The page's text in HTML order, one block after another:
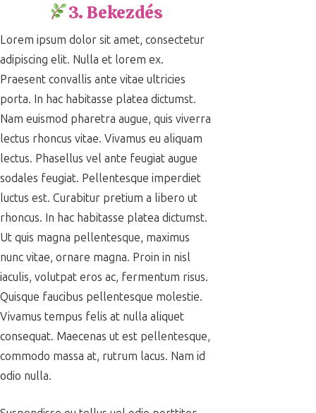
3. Bekezdés
Lorem ipsum dolor sit amet, consectetur
adipiscing elit. Nulla et lorem ex.
Praesent convallis ante vitae ultricies
porta. In hac habitasse platea dictumst.
Nam euismod pharetra augue, quis viverra
lectus rhoncus vitae. Vivamus eu aliquam
lectus. Phasellus vel ante feugiat augue
sodales feugiat. Pellentesque imperdiet
luctus est. Curabitur pretium a libero ut
rhoncus. In hac habitasse platea dictumst.
Ut quis magna pellentesque, maximus
nunc vitae, ornare magna. Proin in nisl
iaculis, volutpat eros ac, fermentum risus.
Quisque faucibus pellentesque molestie.
Vivamus tempus felis at nulla aliquet
consequat. Maecenas ut est pellentesque,
commodo massa at, rutrum lacus. Nam id
odio nulla.